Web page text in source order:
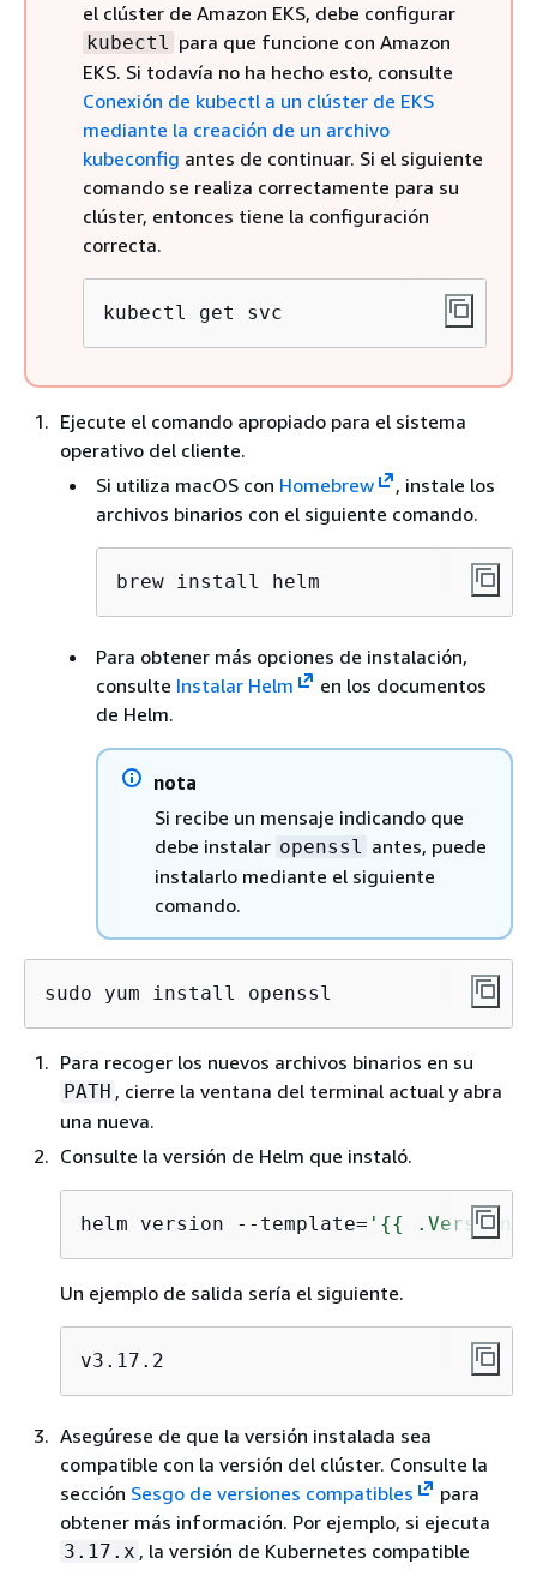
el clúster de Amazon EKS, debe configurar
kubectl para que funcione con Amazon
EKS. Si todavía no ha hecho esto, consulte
Conexión de kubectl a un clúster de EKS
mediante la creación de un archivo
kubeconfig antes de continuar. Si el siguiente
comando se realiza correctamente para su
clúster, entonces tiene la configuración
correcta.
kubectl get svc
Ejecute el comando apropiado para el sistema
operativo del cliente.
Si utiliza macOS con Homebrew
, instale los
archivos binarios con el siguiente comando.
brew install helm
Para obtener más opciones de instalación,
consulte Instalar Helm
en los documentos
de Helm.
nota
Si recibe un mensaje indicando que
debe instalar openssl antes, puede
instalarlo mediante el siguiente
comando.
sudo yum install openssl
Para recoger los nuevos archivos binarios en su
PATH , cierre la ventana del terminal actual y abra
una nueva.
Consulte la versión de Helm que instaló.
helm version --template= ' {{ .Version
Un ejemplo de salida sería el siguiente.
v3.17.2
Asegúrese de que la versión instalada sea
compatible con la versión del clúster. Consulte la
sección Sesgo de versiones compatibles
para
obtener más información. Por ejemplo, si ejecuta
3.17.x , la versión de Kubernetes compatible